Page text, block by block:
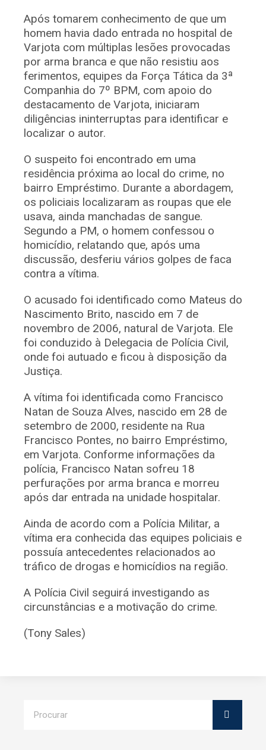
Após tomarem conhecimento de que um
homem havia dado entrada no hospital de
Varjota com múltiplas lesões provocadas
por arma branca e que não resistiu aos
ferimentos, equipes da Força Tática da 3ª
Companhia do 7º BPM, com apoio do
destacamento de Varjota, iniciaram
diligências ininterruptas para identificar e
localizar o autor.
O suspeito foi encontrado em uma
residência próxima ao local do crime, no
bairro Empréstimo. Durante a abordagem,
os policiais localizaram as roupas que ele
usava, ainda manchadas de sangue.
Segundo a PM, o homem confessou o
homicídio, relatando que, após uma
discussão, desferiu vários golpes de faca
contra a vítima.
O acusado foi identificado como Mateus do
Nascimento Brito, nascido em 7 de
novembro de 2006, natural de Varjota. Ele
foi conduzido à Delegacia de Polícia Civil,
onde foi autuado e ficou à disposição da
Justiça.
A vítima foi identificada como Francisco
Natan de Souza Alves, nascido em 28 de
setembro de 2000, residente na Rua
Francisco Pontes, no bairro Empréstimo,
em Varjota. Conforme informações da
polícia, Francisco Natan sofreu 18
perfurações por arma branca e morreu
após dar entrada na unidade hospitalar.
Ainda de acordo com a Polícia Militar, a
vítima era conhecida das equipes policiais e
possuía antecedentes relacionados ao
tráfico de drogas e homicídios na região.
A Polícia Civil seguirá investigando as
circunstâncias e a motivação do crime.
(Tony Sales)